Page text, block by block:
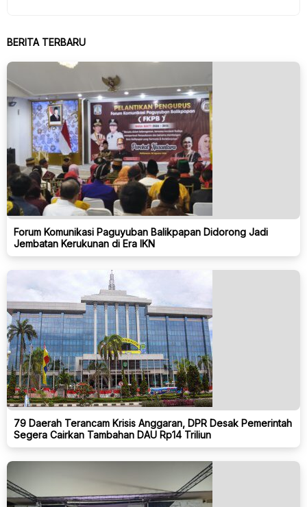
BERITA TERBARU
Forum Komunikasi Paguyuban Balikpapan Didorong Jadi
Jembatan Kerukunan di Era IKN
79 Daerah Terancam Krisis Anggaran, DPR Desak Pemerintah
Segera Cairkan Tambahan DAU Rp14 Triliun